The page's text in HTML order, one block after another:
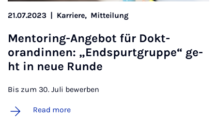
21.07.2023 | Karriere, Mitteilung
Ment­or­ing-An­ge­bot für Dok­t­
orandinnen: „End­spurt­gruppe“ ge­
ht in neue Runde
Bis zum 30. Juli bewerben
Read more